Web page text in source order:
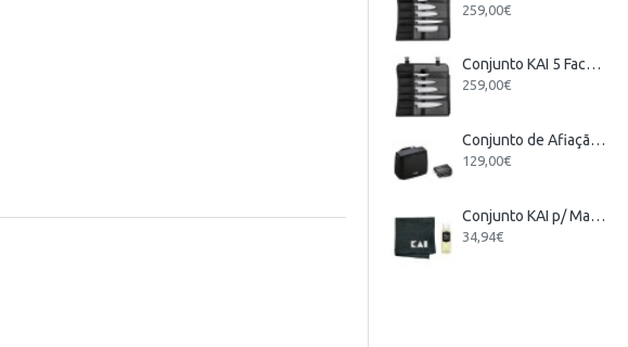
259,00€
Conjunto KAI 5 Facas Wasabi Black Europeu + Estojo
259,00€
Conjunto de Afiação Elétrico KAI
129,00€
Conjunto KAI p/ Manutenção de Facas
34,94€